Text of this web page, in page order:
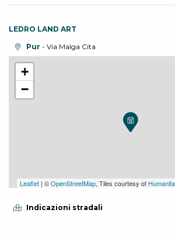
+
−
Leaflet | ©OpenStreetMap, Tiles courtesy of
Indicazioni stradali
LEDRO LAND ART
Località:
Pur - Via Malga Cita